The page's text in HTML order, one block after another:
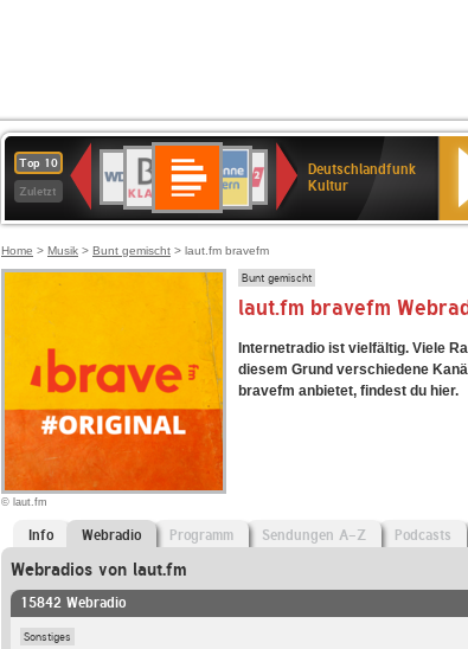
Top 10
Zuletzt
Deutschlandfunk
80er
90er
OLDIE
ANTENNE
SWR3
4
BR-
KLASSIK
Deutschlandfunk
Kultur
ANTENNE
BAYERN
SWR
Kultur
NDR
2
Deutschlandfunk
Kultur
Home > Musik > Bunt gemischt > laut.fm bravefm
© laut.fm
Bunt gemischt
laut.fm bravefm
Internetradio ist vielfältig. Viele
diesem Grund verschiedene
bravefm anbietet, findest du hier.
Info Webradio Programm Sendungen A-Z Podcasts
Webradios von laut.fm
15842 Webradio
Sonstiges